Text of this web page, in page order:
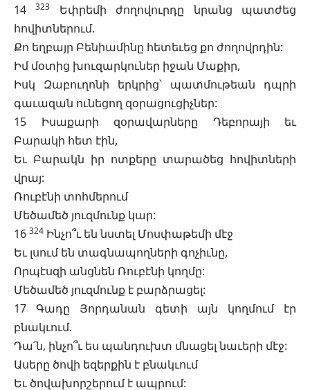
14323
Եփրեմի ժողովուրդը նրանց պատժեց
հովիտներում.
Քո եղբայր Բենիամինը հետեւեց քո ժողովրդին:
Իմ մօտից խուզարկուներ իջան Մաքիր,
Իսկ Զաբուղոնի երկրից՝ պատմութեան դպրի
գաւազան ունեցող զօրացուցիչներ:
15 Իսաքարի զօրավարները Դեբորայի եւ
Բարակի հետ էին,
Եւ Բարակն իր ոտքերը տարածեց հովիտների
վրայ:
Ռուբէնի տոհմերում
Մեծամեծ յուզմունք կար:
16 324 Ինչո՞ւ են նստել Մոսփաթեմի մէջ
Եւ լսում են տագնապողների գոչիւնը,
Որպէսզի անցնեն Ռուբէնի կողմը:
Մեծամեծ յուզմունք է բարձրացել:
17 Գադը Յորդանան գետի այն կողմում էր
բնակւում.
Դա՛ն, ինչո՞ւ ես պանդուխտ մնացել նաւերի մէջ:
Ասերը ծովի եզերքին է բնակւում
Եւ ծովախորշերում է ապրում: